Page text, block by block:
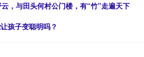
，与田头何村公门楼，有“竹”走遍天下
孩子变聪明吗？